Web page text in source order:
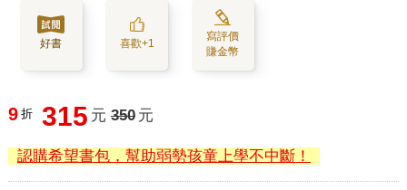
好書 喜歡+1
寫評價
賺金幣
9 折 315 元 350 元
認購希望書包，幫助弱勢孩童上學不中斷！